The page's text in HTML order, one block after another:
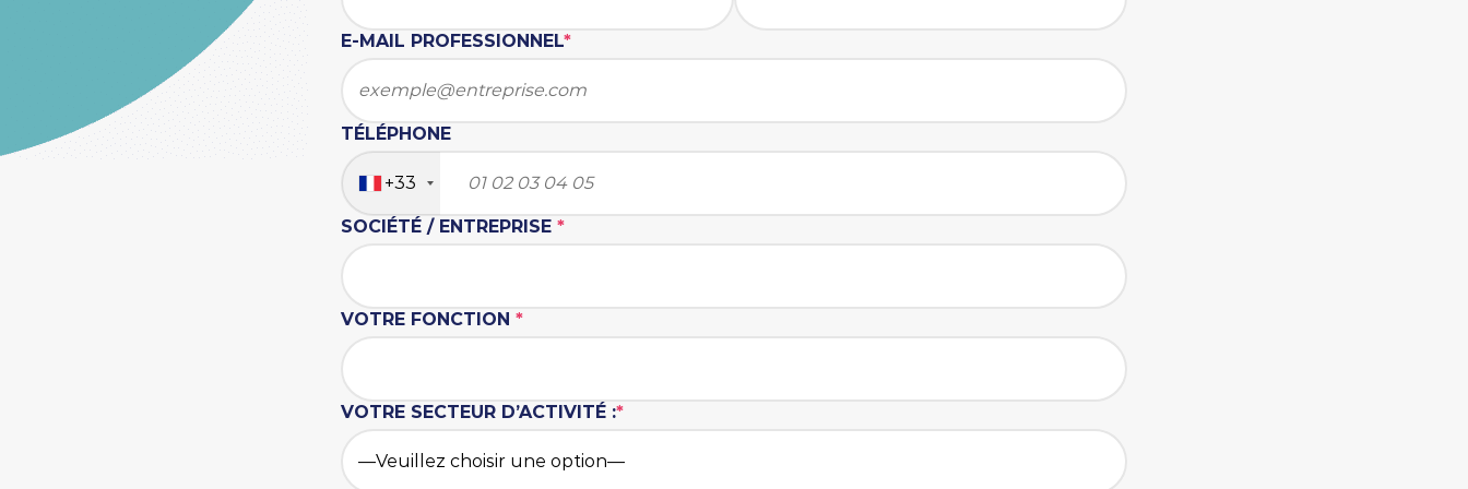
E-MAIL PROFESSIONNEL*
TÉLÉPHONE
+33
SOCIÉTÉ / ENTREPRISE *
VOTRE FONCTION *
VOTRE SECTEUR D’ACTIVITÉ :*
—Veuillez choisir une option—